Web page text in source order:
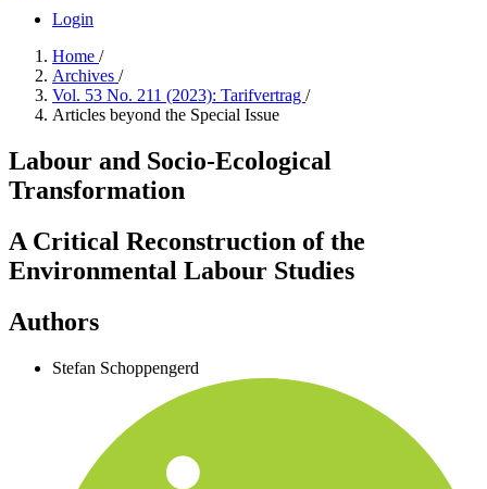
Login
Home /
Archives /
Vol. 53 No. 211 (2023): Tarifvertrag /
Articles beyond the Special Issue
Labour and Socio-Ecological
Transformation
A Critical Reconstruction of the
Environmental Labour Studies
Authors
Stefan Schoppengerd